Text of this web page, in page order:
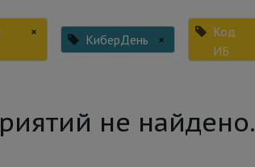
× КиберДень ×
Код
ИБ
не найдено.